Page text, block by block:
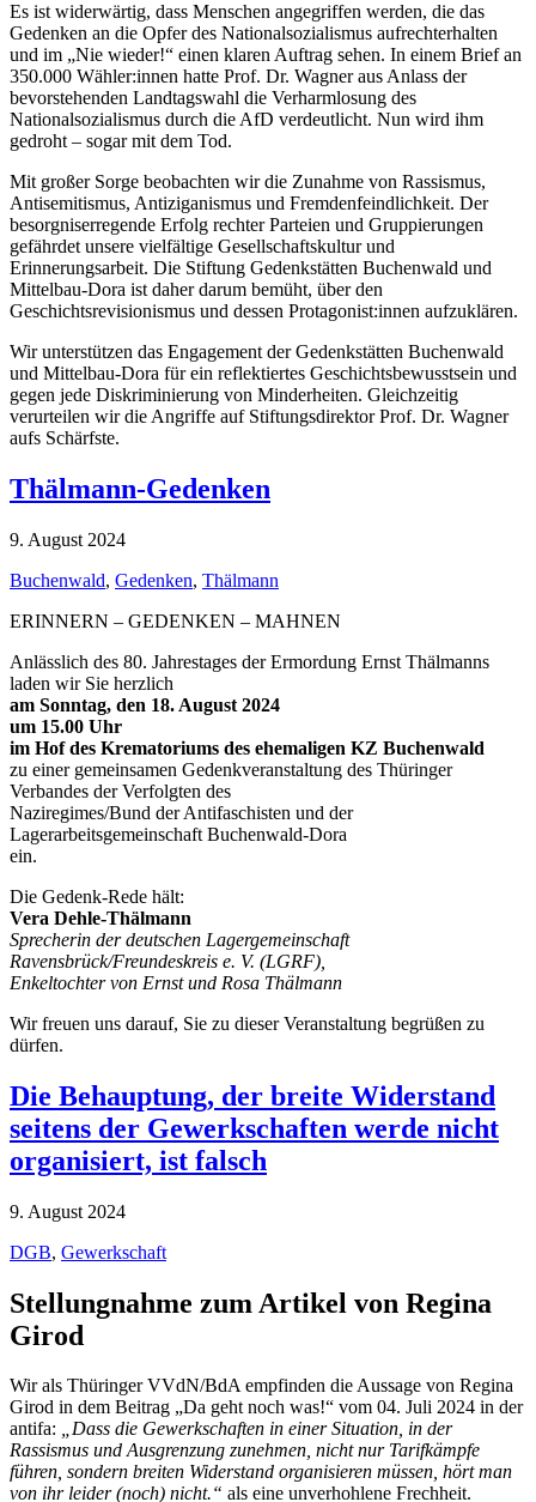
Es ist widerwärtig, dass Menschen angegriffen werden, die das
Gedenken an die Opfer des Nationalsozialismus aufrechterhalten
und im „Nie wieder!“ einen klaren Auftrag sehen. In einem Brief an
350.000 Wähler:innen hatte Prof. Dr. Wagner aus Anlass der
bevorstehenden Landtagswahl die Verharmlosung des
Nationalsozialismus durch die AfD verdeutlicht. Nun wird ihm
gedroht – sogar mit dem Tod.
Mit großer Sorge beobachten wir die Zunahme von Rassismus,
Antisemitismus, Antiziganismus und Fremdenfeindlichkeit. Der
besorgniserregende Erfolg rechter Parteien und Gruppierungen
gefährdet unsere vielfältige Gesellschaftskultur und
Erinnerungsarbeit. Die Stiftung Gedenkstätten Buchenwald und
Mittelbau-Dora ist daher darum bemüht, über den
Geschichtsrevisionismus und dessen Protagonist:innen aufzuklären.
Wir unterstützen das Engagement der Gedenkstätten Buchenwald
und Mittelbau-Dora für ein reflektiertes Geschichtsbewusstsein und
gegen jede Diskriminierung von Minderheiten. Gleichzeitig
verurteilen wir die Angriffe auf Stiftungsdirektor Prof. Dr. Wagner
aufs Schärfste.
Thälmann-Gedenken
9. August 2024
Buchenwald, Gedenken, Thälmann
ERINNERN – GEDENKEN – MAHNEN
Anlässlich des 80. Jahrestages der Ermordung Ernst Thälmanns
laden wir Sie herzlich
am Sonntag, den 18. August 2024
um 15.00 Uhr
im Hof des Krematoriums des ehemaligen KZ Buchenwald
zu einer gemeinsamen Gedenkveranstaltung des Thüringer
Verbandes der Verfolgten des
Naziregimes/Bund der Antifaschisten und der
Lagerarbeitsgemeinschaft Buchenwald-Dora
ein.
Die Gedenk-Rede hält:
Vera Dehle-Thälmann
Sprecherin der deutschen Lagergemeinschaft
Ravensbrück/Freundeskreis e. V. (LGRF),
Enkeltochter von Ernst und Rosa Thälmann
Wir freuen uns darauf, Sie zu dieser Veranstaltung begrüßen zu
dürfen.
Die Behauptung, der breite Widerstand
seitens der Gewerkschaften werde nicht
organisiert, ist falsch
9. August 2024
DGB, Gewerkschaft
Stellungnahme zum Artikel von Regina
Girod
Wir als Thüringer VVdN/BdA empfinden die Aussage von Regina
Girod in dem Beitrag „Da geht noch was!“ vom 04. Juli 2024 in der
antifa: „Dass die Gewerkschaften in einer Situation, in der
Rassismus und Ausgrenzung zunehmen, nicht nur Tarifkämpfe
führen, sondern breiten Widerstand organisieren müssen, hört man
von ihr leider (noch) nicht.“ als eine unverhohlene Frechheit.